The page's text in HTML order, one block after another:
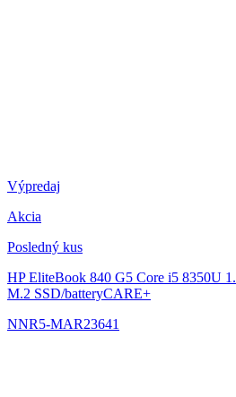
Výpredaj
Akcia
Posledný kus
HP EliteBook 840 G5 Core i5 8350U
M.2 SSD/batteryCARE+
NNR5-MAR23641